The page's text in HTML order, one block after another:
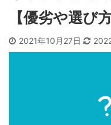
【優劣や選び
2021年10月27日